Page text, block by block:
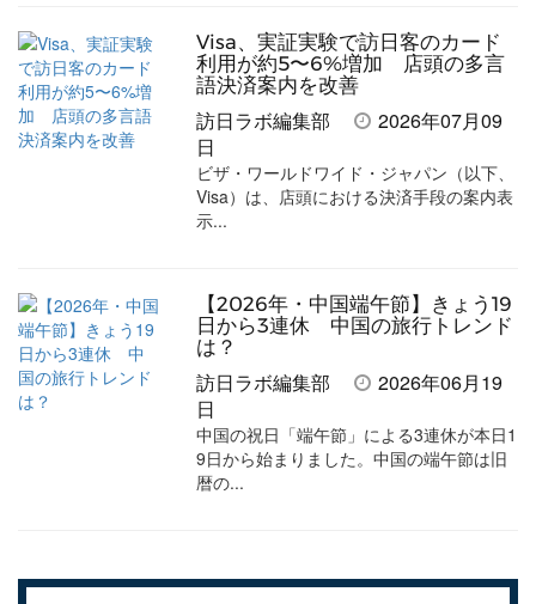
Visa、実証実験で訪日客のカード
利用が約5〜6%増加 店頭の多言
語決済案内を改善
訪日ラボ編集部
2026年07月09
日
ビザ・ワールドワイド・ジャパン（以下、
Visa）は、店頭における決済手段の案内表
示...
【2026年・中国端午節】きょう19
日から3連休 中国の旅行トレンド
は？
訪日ラボ編集部
2026年06月19
日
中国の祝日「端午節」による3連休が本日1
9日から始まりました。中国の端午節は旧
暦の...